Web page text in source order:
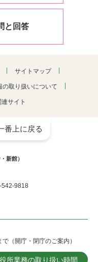
と回答
サイトマップ
の取り扱いについて
連サイト
番上に戻る
新館）
542-9818
（開庁・閉庁のご案内）
所業務の取り扱い時間